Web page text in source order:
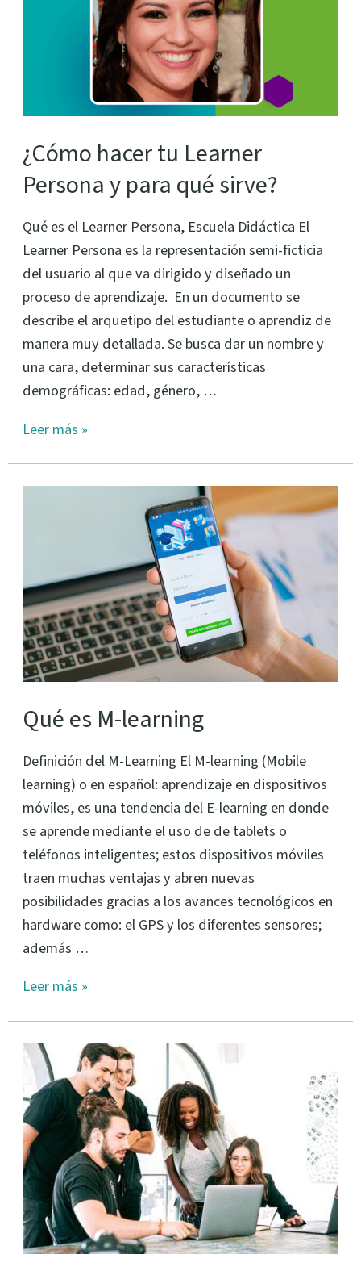
¿Cómo hacer tu Learner
Persona y para qué sirve?
Qué es el Learner Persona, Escuela Didáctica El
Learner Persona es la representación semi-ficticia
del usuario al que va dirigido y diseñado un
proceso de aprendizaje. En un documento se
describe el arquetipo del estudiante o aprendiz de
manera muy detallada. Se busca dar un nombre y
una cara, determinar sus características
demográficas: edad, género, …
sirve?
Leer más »
Qué es M-learning
Definición del M-Learning El M-learning (Mobile
learning) o en español: aprendizaje en dispositivos
móviles, es una tendencia del E-learning en donde
se aprende mediante el uso de de tablets o
teléfonos inteligentes; estos dispositivos móviles
traen muchas ventajas y abren nuevas
posibilidades gracias a los avances tecnológicos en
hardware como: el GPS y los diferentes sensores;
además …
Leer más »
Qué
es
el
B-
Learning